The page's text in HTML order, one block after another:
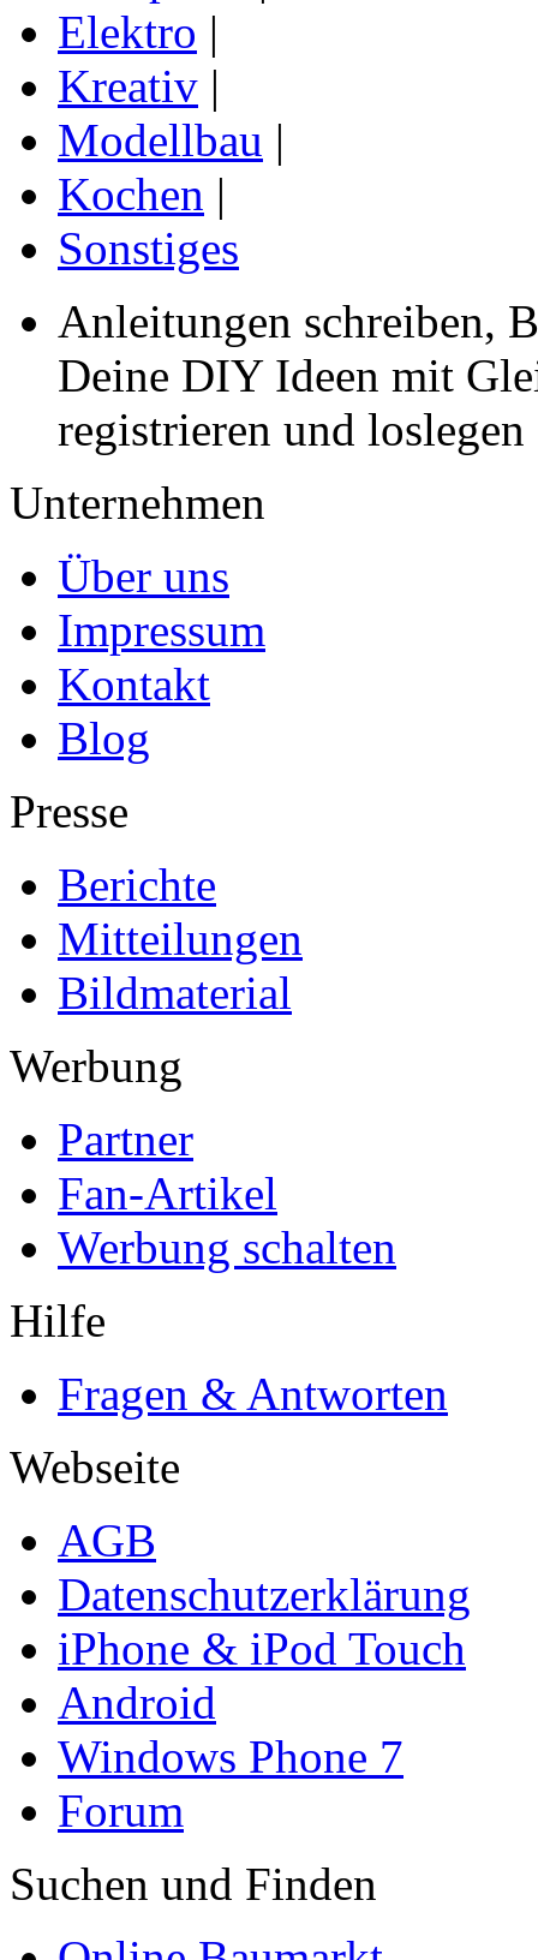
Elektro |
Kreativ |
Modellbau |
Kochen |
Sonstiges
Anleitungen schreiben,
Deine DIY Ideen mit
registrieren und loslegen
Unternehmen
Über uns
Impressum
Kontakt
Blog
Presse
Berichte
Mitteilungen
Bildmaterial
Werbung
Partner
Fan-Artikel
Werbung schalten
Hilfe
Fragen & Antworten
Webseite
AGB
Datenschutzerklärung
iPhone & iPod Touch
Android
Windows Phone 7
Forum
Suchen und Finden